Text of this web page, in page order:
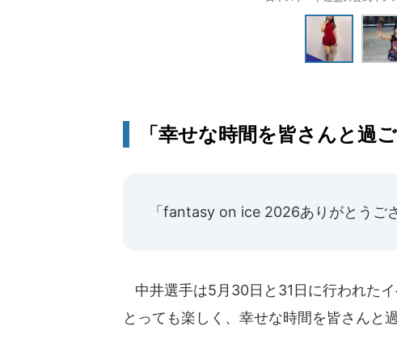
「幸せな時間を皆さんと過
「fantasy on ice 2026ありがとうご
中井選手は5月30日と31日に行われた
とっても楽しく、幸せな時間を皆さんと